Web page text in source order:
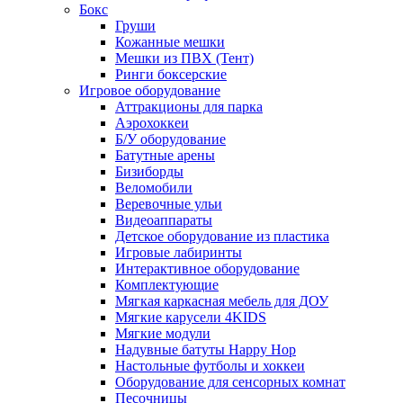
Бокс
Груши
Кожанные мешки
Мешки из ПВХ (Тент)
Ринги боксерские
Игровое оборудование
Аттракционы для парка
Аэрохоккеи
Б/У оборудование
Батутные арены
Бизиборды
Веломобили
Веревочные ульи
Видеоаппараты
Детское оборудование из пластика
Игровые лабиринты
Интерактивное оборудование
Комплектующие
Мягкая каркасная мебель для ДОУ
Мягкие карусели 4KIDS
Мягкие модули
Надувные батуты Happy Hop
Настольные футболы и хоккеи
Оборудование для сенсорных комнат
Песочницы